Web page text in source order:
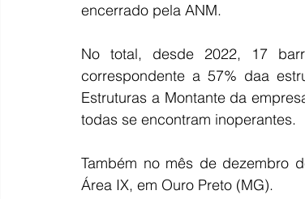
encerrado pela ANM.
No total, desde 2022, 17
correspondente a 57% daa
Estruturas a Montante da
todas se encontram inoperantes.
Também no mês de dezembro
Área IX, em Ouro Preto (MG).